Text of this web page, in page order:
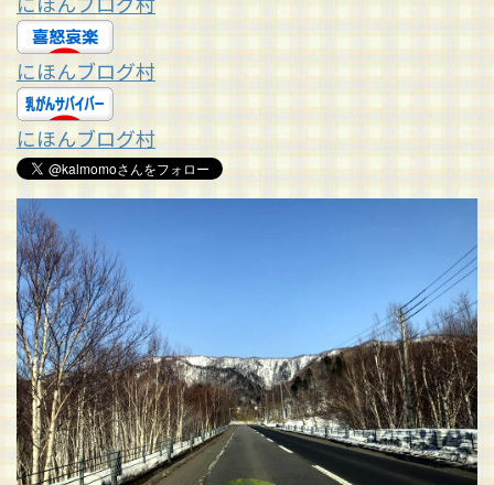
にほんブログ村
にほんブログ村